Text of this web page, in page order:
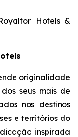
Hotels &
originalidade
seus mais de
nos destinos
e territórios do
inspirada